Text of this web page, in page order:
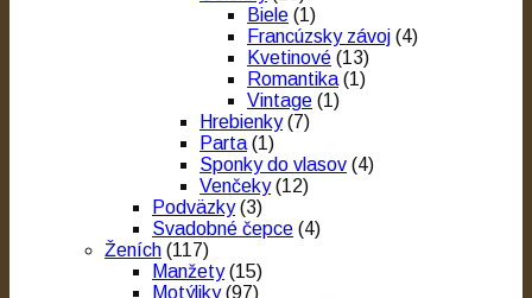
Biele (1)
Francúzsky závoj (4)
Kvetinové (13)
Romantika (1)
Vintage (1)
Hrebienky (7)
Parta (1)
Sponky do vlasov (4)
Venčeky (12)
Podväzky (3)
Svadobné čepce (4)
Ženích (117)
Manžety (15)
Motýliky (97)